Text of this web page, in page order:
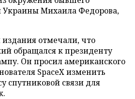
Украины Михаила Федорова,
отмечали, что
обращался к президенту
Он просил американского
SpaceX изменить
спутниковой связи для